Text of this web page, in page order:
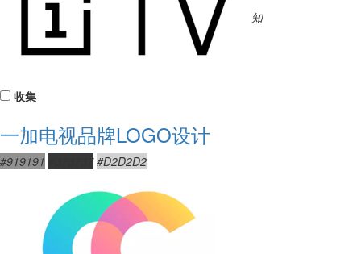
知
收集
一加电视品牌LOGO设计
#919191 #D2D2D2